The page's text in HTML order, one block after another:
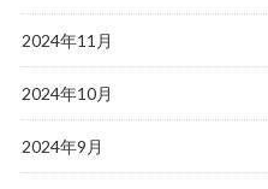
2024年11月
2024年10月
2024年9月